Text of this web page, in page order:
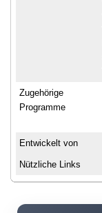
Zugehörige
Programme
Entwickelt von
Nützliche Links